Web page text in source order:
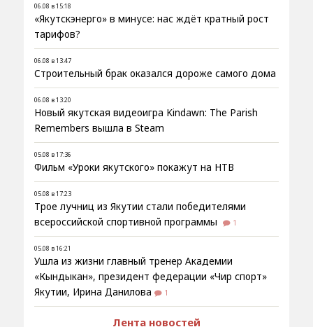
06.08 в 15:18
«Якутскэнерго» в минусе: нас ждёт кратный рост
тарифов?
06.08 в 13:47
Строительный брак оказался дороже самого дома
06.08 в 13:20
Новый якутская видеоигра Kindawn: The Parish
Remembers вышла в Steam
05.08 в 17:36
Фильм «Уроки якутского» покажут на НТВ
05.08 в 17:23
Трое лучниц из Якутии стали победителями
всероссийской спортивной программы
1
05.08 в 16:21
Ушла из жизни главный тренер Академии
«Кындыкан», президент федерации «Чир спорт»
Якутии, Ирина Данилова
1
Лента новостей